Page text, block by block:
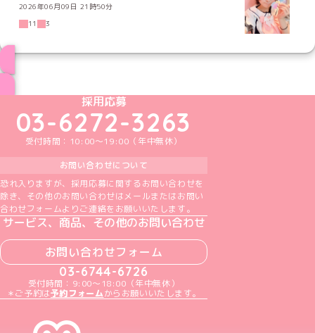
2026年06月09日 21時50分
11
3
めいどりーみんTikTok公式アカウント
めいどりーみんX公式アカウント
めいどりーみんInstagram公式アカウント
めいどりーみんFacebook公式アカウン
めいどりーみんYouTube公式アカ
採用応募
03-6272-3263
受付時間：10:00～19:00（年中無休）
お問い合わせについて
恐れ入りますが、採用応募に関するお問い合わせを
除き、その他のお問い合わせはメールまたはお問い
合わせフォームよりご連絡をお願いいたします。
サービス、商品、その他のお問い合わせ
お問い合わせフォーム
03-6744-6726
受付時間：9:00～18:00（年中無休）
＊ご予約は予約フォームからお願いいたします。